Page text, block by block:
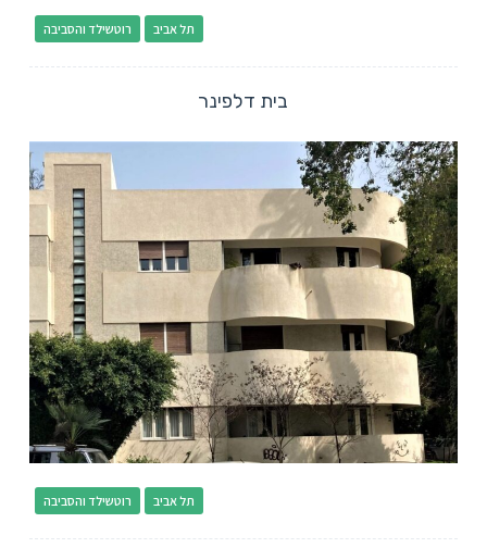
רוטשילד והסביבה תל אביב
בית דלפינר
רוטשילד והסביבה תל אביב